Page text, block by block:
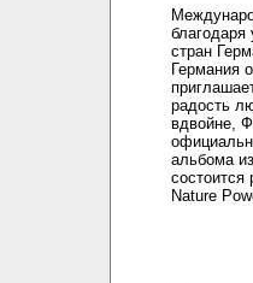
стран
Германия
радость
вдвойне,
альбома
Nature